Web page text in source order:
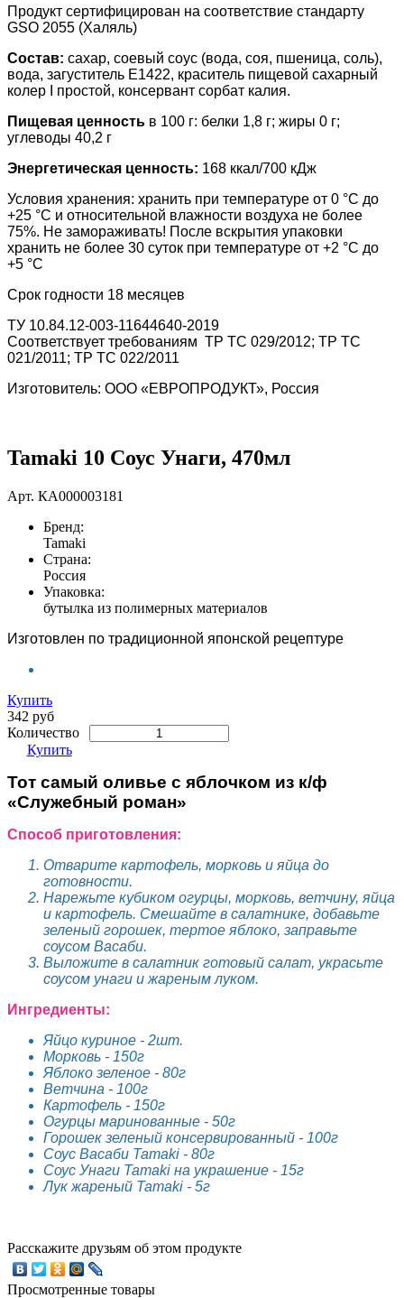
Продукт сертифицирован на соответствие стандарту
GSO 2055 (Халяль)
Состав: сахар, соевый соус (вода, соя, пшеница, соль),
вода, загуститель Е1422, краситель пищевой сахарный
колер I простой, консервант сорбат калия.
Пищевая ценность в 100 г: белки 1,8 г; жиры 0 г;
углеводы 40,2 г
Энергетическая ценность: 168 ккал/700 кДж
Условия хранения: хранить при температуре от 0 °С до
+25 °С и относительной влажности воздуха не более
75%. Не замораживать! После вскрытия упаковки
хранить не более 30 суток при температуре от +2 °С до
+5 °С
Срок годности 18 месяцев
ТУ 10.84.12-003-11644640-2019
Соответствует требованиям ТР ТС 029/2012; ТР ТС
021/2011; ТР ТС 022/2011
Изготовитель: ООО «ЕВРОПРОДУКТ», Россия
Tamaki 10 Соус Унаги, 470мл
Арт. КА000003181
Бренд:
Tamaki
Страна:
Россия
Упаковка:
бутылка из полимерных материалов
Изготовлен по традиционной японской рецептуре
Купить
342 руб
Количество
Купить
Тот самый оливье с яблочком из к/ф
«Служебный роман»
Способ приготовления:
Отварите картофель, морковь и яйца до
готовности.
Нарежьте кубиком огурцы, морковь, ветчину, яйца
и картофель. Смешайте в салатнике, добавьте
зеленый горошек, тертое яблоко, заправьте
соусом Васаби.
Выложите в салатник готовый салат, украсьте
соусом унаги и жареным луком.
Ингредиенты:
Яйцо куриное - 2шт.
Морковь - 150г
Яблоко зеленое - 80г
Ветчина - 100г
Картофель - 150г
Огурцы маринованные - 50г
Горошек зеленый консервированный - 100г
Соус Васаби Tamaki - 80г
Соус Унаги Tamaki на украшение - 15г
Лук жареный Tamaki - 5г
Расскажите друзьям об этом продукте
Просмотренные товары